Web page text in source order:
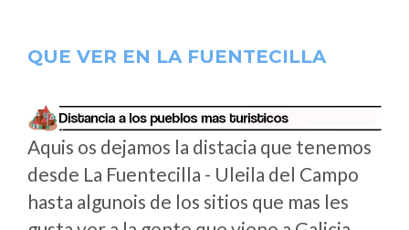
QUE VER EN LA FUENTECILLA
Aquis os dejamos la distacia que tenemos
desde La Fuentecilla - Uleila del Campo
hasta algunois de los sitios que mas les